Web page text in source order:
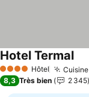
4 Étoiles Hôtel
Hotel Termal
8,3 Très bien 2 345